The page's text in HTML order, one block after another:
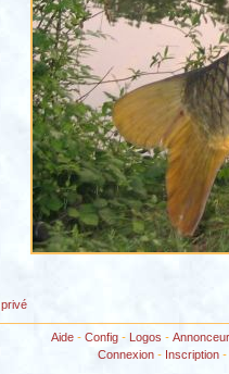
privé
Aide- Config- Logos -
Connexion - Inscription -